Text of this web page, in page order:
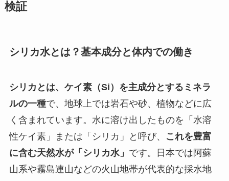
検証
シリカ水とは？基本成分と体内での働き
シリカとは、ケイ素（Si）を主成分とするミネラ
ルの一種で、地球上では岩石や砂、植物などに広
く含まれています。水に溶け出したものを「水溶
性ケイ素」または「シリカ」と呼び、
これを豊富
に含む天然水が「シリカ水」 です。日本では阿蘇
山系や霧島連山などの火山地帯が代表的な採水地